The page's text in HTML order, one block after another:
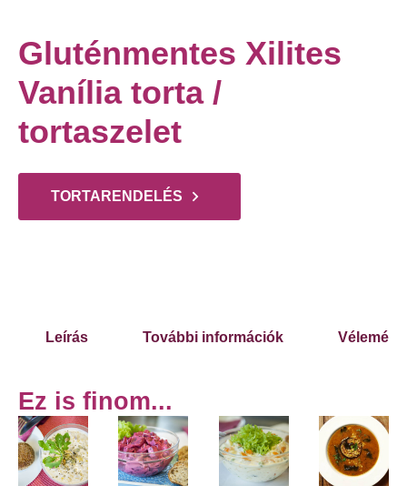
Gluténmentes Xilites
Vanília torta /
tortaszelet
TORTARENDELÉS
Leírás További információk
Ez is finom...